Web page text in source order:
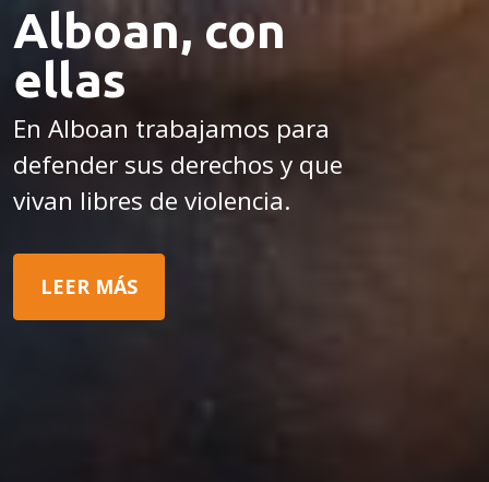
Alboan, con
ellas
En Alboan trabajamos para
defender sus derechos y que
vivan libres de violencia.
LEER MÁS